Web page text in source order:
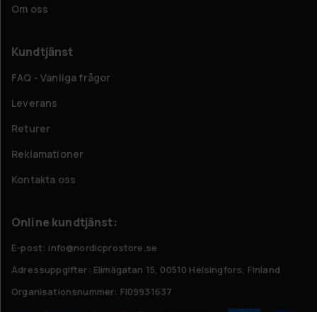
Om oss
Kundtjänst
FAQ - Vanliga frågor
Leverans
Returer
Reklamationer
Kontakta oss
Online kundtjänst:
E-post: info@nordicprostore.se
Adressuppgifter: Elimägatan 15, 00510 Helsingfors, Finland
Organisationsnummer: FI09931637